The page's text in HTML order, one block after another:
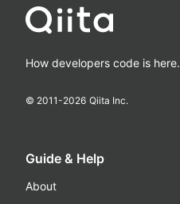
How developers code is here.
© 2011-2026 Qiita Inc.
Guide & Help
About